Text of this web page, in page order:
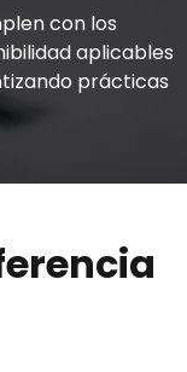
con los
aplicables
prácticas